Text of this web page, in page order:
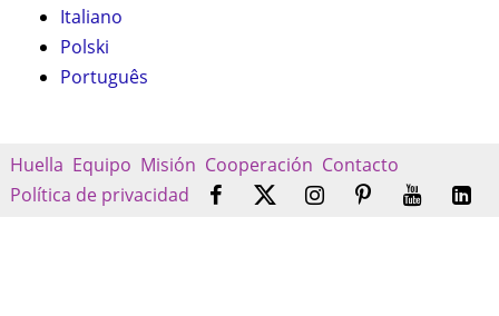
Italiano
Polski
Português
Huella Equipo Misión Cooperación Contacto
Política de privacidad